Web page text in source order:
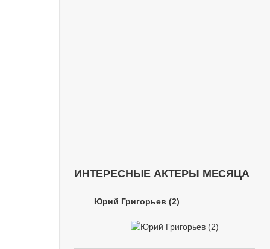
ИНТЕРЕСНЫЕ АКТЕРЫ МЕСЯЦА
Юрий Григорьев (2)